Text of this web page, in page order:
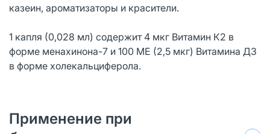
казеин, ароматизаторы и красители.
1 капля (0,028 мл) содержит 4 мкг Витамин К2 в
форме менахинона-7 и 100 ME (2,5 мкг) Витамина Д3
в форме холекальциферола.
Применение при